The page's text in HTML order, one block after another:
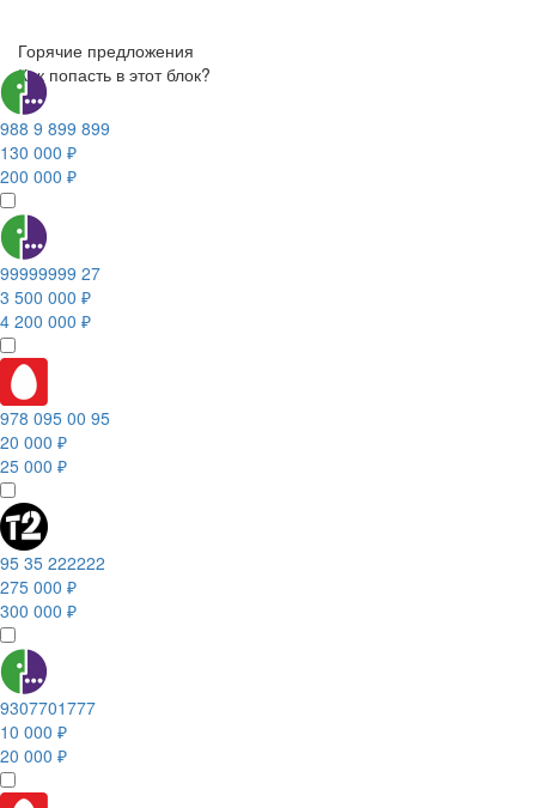
Горячие предложения
Как попасть в этот блок?
988 9 899 899
130 000 ₽
200 000 ₽
99999999 27
3 500 000 ₽
4 200 000 ₽
978 095 00 95
20 000 ₽
25 000 ₽
95 35 222222
275 000 ₽
300 000 ₽
9307701777
10 000 ₽
20 000 ₽